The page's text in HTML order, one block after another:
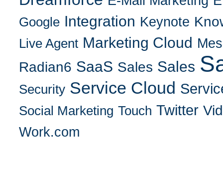
Google Integration Keynote
Live Agent Marketing Cloud
Radian6 SaaS Sales Sales
Security Service Cloud
Social Marketing Touch Twitter
Work.com